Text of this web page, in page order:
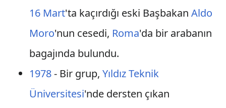
16 Mart'ta kaçırdığı eski Başbakan Aldo
Moro'nun cesedi, Roma'da bir arabanın
bagajında bulundu.
1978- Bir grup, Yıldız Teknik
Üniversitesi'nde dersten çıkan